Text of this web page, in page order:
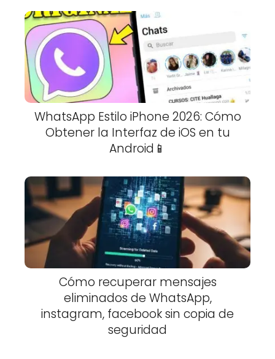
WhatsApp Estilo iPhone 2026: Cómo
Obtener la Interfaz de iOS en tu
Android📱
Cómo recuperar mensajes
eliminados de WhatsApp,
instagram, facebook sin copia de
seguridad